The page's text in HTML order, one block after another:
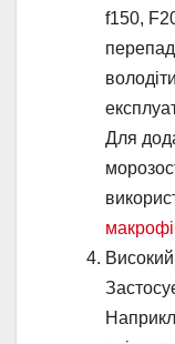
f150,
Для